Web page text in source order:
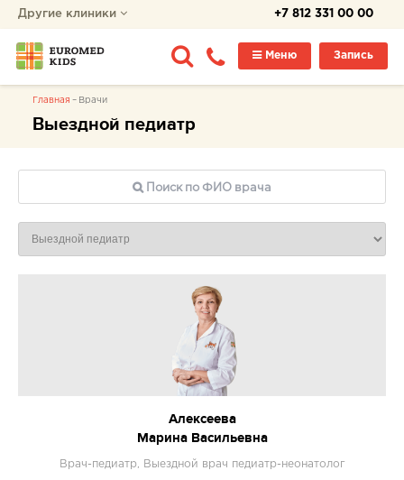
+7 812 331 00 00
Другие клиники
Запись
Меню
Главная Врачи
Выездной педиатр
Алексеева
Марина Васильевна
Врач-педиатр, Выездной врач педиатр-неонатолог